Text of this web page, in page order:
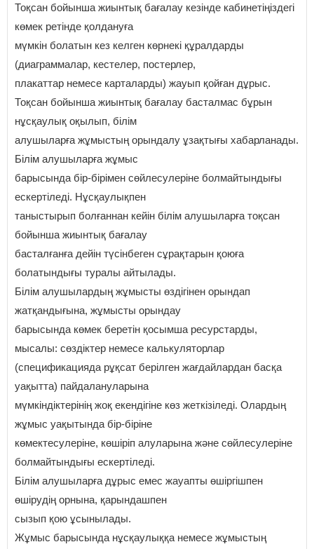
Тоқсан бойынша жиынтық бағалау кезінде кабинетіңіздегі
көмек ретінде қолдануға
мүмкін болатын кез келген көрнекі құралдарды
(диаграммалар, кестелер, постерлер,
плакаттар немесе карталарды) жауып қойған дұрыс.
Тоқсан бойынша жиынтық бағалау басталмас бұрын
нұсқаулық оқылып, білім
алушыларға жұмыстың орындалу ұзақтығы хабарланады.
Білім алушыларға жұмыс
барысында бір-бірімен сөйлесулеріне болмайтындығы
ескертіледі. Нұсқаулықпен
таныстырып болғаннан кейін білім алушыларға тоқсан
бойынша жиынтық бағалау
басталғанға дейін түсінбеген сұрақтарын қоюға
болатындығы туралы айтылады.
Білім алушылардың жұмысты өздігінен орындап
жатқандығына, жұмысты орындау
барысында көмек беретін қосымша ресурстарды,
мысалы: сөздіктер немесе калькуляторлар
(спецификацияда рұқсат берілген жағдайлардан басқа
уақытта) пайдалануларына
мүмкіндіктерінің жоқ екендігіне көз жеткізіледі. Олардың
жұмыс уақытында бір-біріне
көмектесулеріне, көшіріп алуларына және сөйлесулеріне
болмайтындығы ескертіледі.
Білім алушыларға дұрыс емес жауапты өшіргішпен
өшірудің орнына, қарындашпен
сызып қою ұсынылады.
Жұмыс барысында нұсқаулыққа немесе жұмыстың